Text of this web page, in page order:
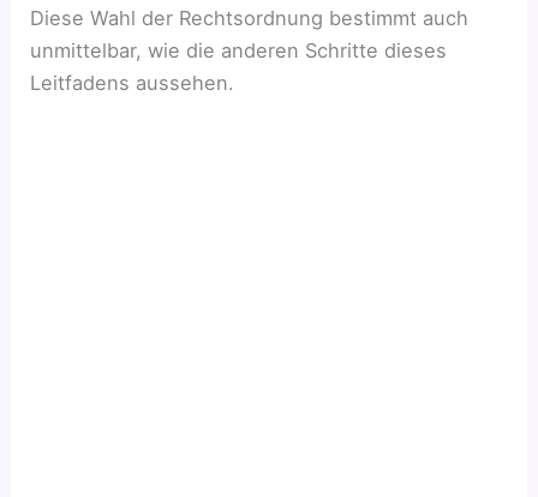
Diese Wahl der Rechtsordnung bestimmt auch
unmittelbar, wie die anderen Schritte dieses
Leitfadens aussehen.